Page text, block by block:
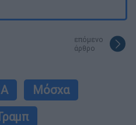
επόμενο
άρθρο
Μόσχα